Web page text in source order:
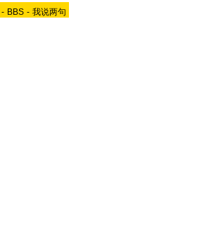
- BBS - 我说两句